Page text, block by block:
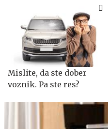
Mislite, da ste dober
voznik. Pa ste res?